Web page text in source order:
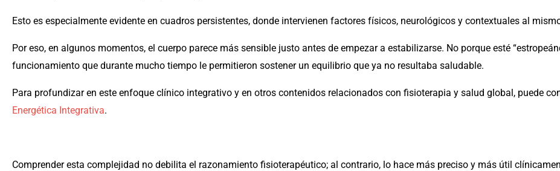
Esto es especialmente evidente en cuadros persistentes, donde intervienen factores físicos, neurológicos y contextuales al
Por eso, en algunos momentos, el cuerpo parece más sensible justo antes de empezar a estabilizarse. No porque esté
funcionamiento que durante mucho tiempo le permitieron sostener un equilibrio que ya no resultaba saludable.
Para profundizar en este enfoque clínico integrativo y en otros contenidos relacionados con fisioterapia y salud global, puede
Energética Integrativa.
Comprender esta complejidad no debilita el razonamiento fisioterapéutico; al contrario, lo hace más preciso y más útil